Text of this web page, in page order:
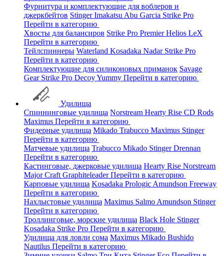
Фурнитура и комплектующие для воблеров и
джеркбейтов StingerImakatsu Abu Garcia Strike Pro
Перейти в категорию
Хвосты для балансиров Strike Pro PremierHelios LeX
Перейти в категорию
Тейлспиннеры Waterland Kosadaka Nadar Strike Pro
Перейти в категорию
Комплектующие для силиконовых приманок Savage
Gear Strike Pro DecoyYummy Перейти в категорию
Удилища
Спиннинговые удилища Norstream Hearty Rise CD Rods
Maximus Перейти в категорию
Фидерные удилища Mikado Trabucco Maximus Stinger
Перейти в категорию
Матчевые удилища Trabucco Mikado StingerDrennan
Перейти в категорию
Кастинговые, джерковые удилища Hearty Rise Norstream
Major Craft GraphiteleaderПерейти в категорию
Карповые удилища Kosadaka Prologic Amundson Freeway
Перейти в категорию
Нахлыстовые удилища Maximus Salmo Amundson Stinger
Перейти в категорию
Троллинговые, морские удилища Black Hole Stinger
Kosadaka Strike Pro Перейти в категорию
Удилища для ловли сома Maximus Mikado Bushido
Nautilus Перейти в категорию